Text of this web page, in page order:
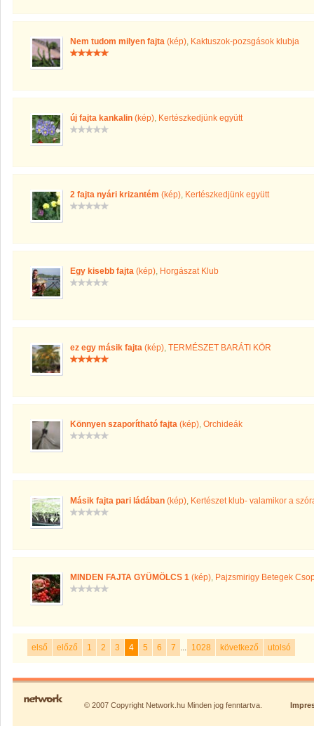
Nem tudom milyen fajta (kép), Kaktuszok-pozsgások klubja
új fajta kankalin (kép), Kertészkedjünk együtt
2 fajta nyári krizantém (kép), Kertészkedjünk együtt
Egy kisebb fajta (kép), Horgászat Klub
ez egy másik fajta (kép), TERMÉSZET BARÁTI KÖR
Könnyen szaporítható fajta (kép), Orchideák
Másik fajta pari ládában (kép), Kertészet klub- valamikor a
MINDEN FAJTA GYÜMÖLCS 1 (kép), Pajzsmirigy Betegek
első előző 1 2 3 4 5 6 7 ... 1028 következő utolsó
© 2007 Copyright Network.hu Minden jog fenntartva.